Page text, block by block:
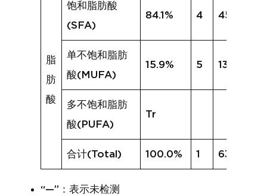
脂
肪
酸
饱和脂肪酸
(SFA)
84.1% 4 45.1%
单不饱和脂肪
酸(MUFA)
15.9% 5 13.5%
多不饱和脂肪
酸(PUFA)
Tr
合计(Total) 100.0% 1 63.4%
“—”：表示未检测